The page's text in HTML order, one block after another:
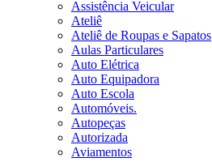
Assistência Veicular
Ateliê
Ateliê de Roupas e Sapatos
Aulas Particulares
Auto Elétrica
Auto Equipadora
Auto Escola
Automóveis.
Autopeças
Autorizada
Aviamentos